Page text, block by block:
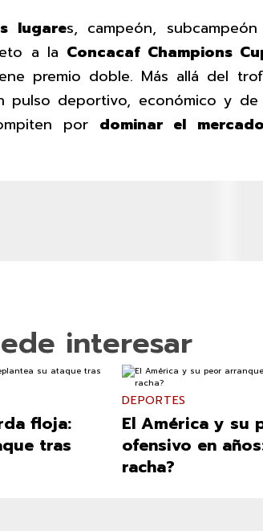
lugares, campeón,
a la Concacaf Champions
premio doble. Más allá del
pulso deportivo, económico y
por dominar el
interesar
floja:
tras
DEPORTES
El América y su
ofensivo en
racha?